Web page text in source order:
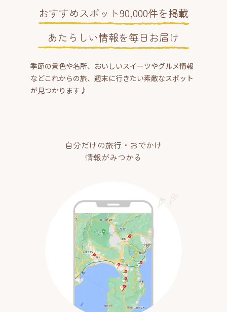
おすすめスポット90,000件を掲載
あたらしい情報を毎日お届け
季節の景色や名所、おいしいスイーツやグルメ情報
などこれからの旅、週末に行きたい素敵なスポット
が見つかります♪
自分だけの旅行・おでかけ
情報がみつかる